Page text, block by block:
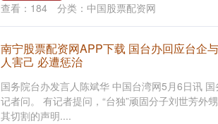
查看： 184 分类： 中国股票配资网
南宁股票配资网APP下载 国台办回应台企
人害己 必遭惩治
国务院台办发言人陈斌华 中国台湾网5月6日讯
记者问。 有记者提问，“台独”顽固分子刘世芳外
其切割的声明....